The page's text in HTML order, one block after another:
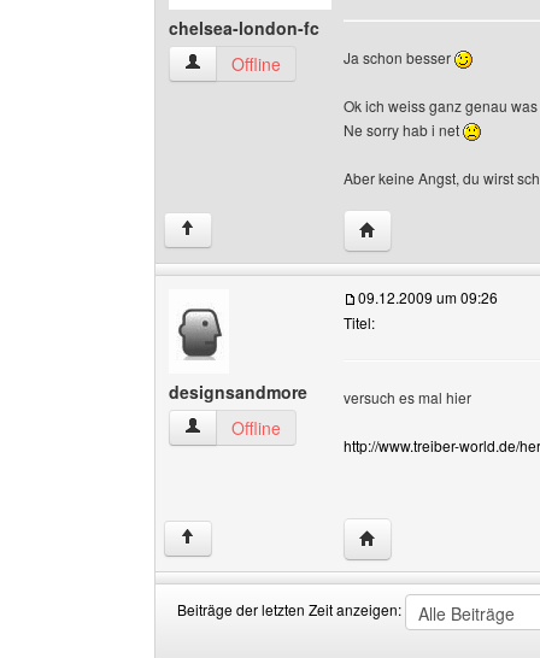
chelsea-london-fc
chelsea-london-fc Benutzer-Profile anzeigen
Offline Ja schon besser
Ok ich weiss ganz genau
Ne sorry hab i net
Aber keine Angst, du wirst
↑ Website dieses
designsandmore
designsandmore Benutzer-Profile anzeigen
Offline
09.12.2009 um 09:26
Titel:
versuch es mal hier
http://www.treiber-world.de/
↑ Website dieses
Beiträge der letzten Zeit anzeigen: